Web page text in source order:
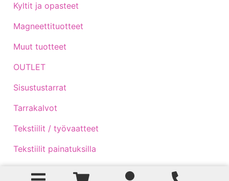
Kyltit ja opasteet
Magneettituotteet
Muut tuotteet
OUTLET
Sisustustarrat
Tarrakalvot
Tekstiilit / työvaatteet
Tekstiilit painatuksilla